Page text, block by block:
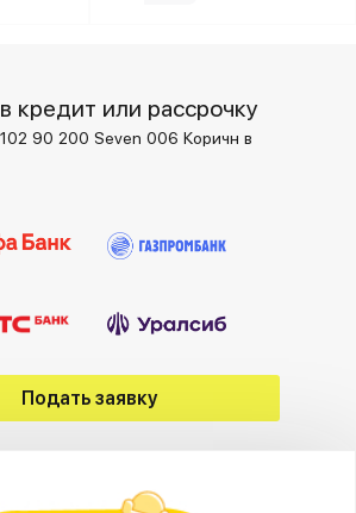
кредит или рассрочку
90 200 Seven 006 Коричн в
Подать заявку